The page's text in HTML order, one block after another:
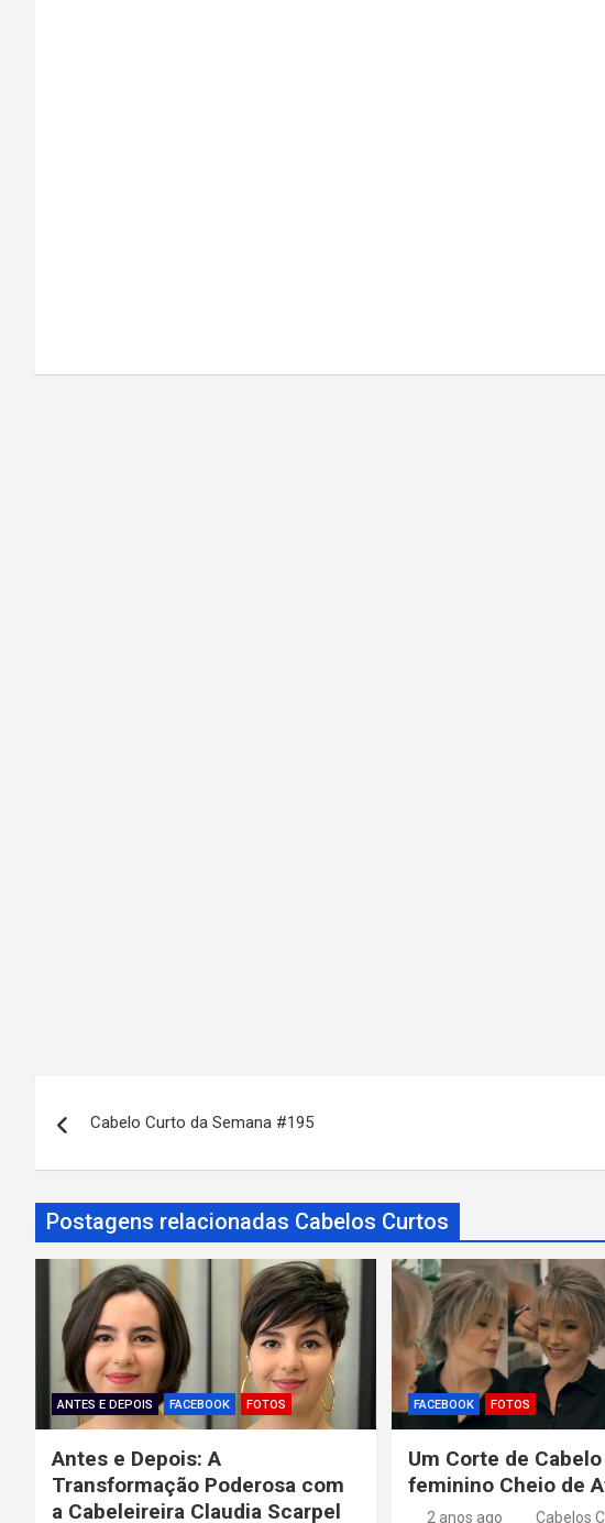
e
ã
o
d
Cabelo Curto da Semana #195
Postagens relacionadas Cabelos Curtos
ANTES E DEPOIS FACEBOOK FOTOS
Antes e Depois: A
Transformação Poderosa com
a Cabeleireira Claudia Scarpel
FACEBOOK FOTOS
Um Corte de
feminino Cheio de
2 anos ago Cabelos